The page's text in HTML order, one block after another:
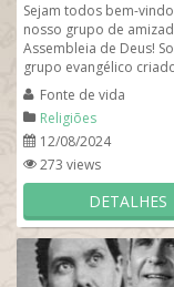
Sejam todos bem-
nosso grupo de
Assembleia de Deus!
grupo evangélico
conectar irmãos de
Assembleias de Deus...
Fonte de vida
Religiões
12/08/2024
273 views
DETALHES